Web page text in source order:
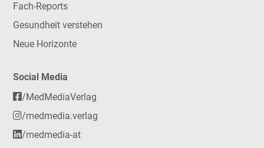
Fach-Reports
Gesundheit verstehen
Neue Horizonte
Social Media
/MedMediaVerlag
/medmedia.verlag
/medmedia-at